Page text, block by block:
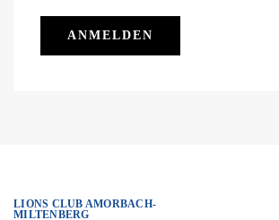
LIONS CLUB AMORBACH-
MILTENBERG